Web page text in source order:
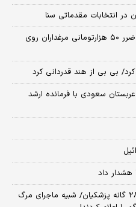
انتخابات مقدماتی سنا
قیمت واقعی مرغ اعلام شد/ ماجرای ضرر ۵۰ هزارتومانی مرغداران روی
بی بی از هند قدردانی کرد
سعودی با فرمانده ارشد
هشدار داد
واکنش مهاجرانی به ادعای استعفای ۲۸ گانه پزشکیان/ شبیه ماجرای مرگ